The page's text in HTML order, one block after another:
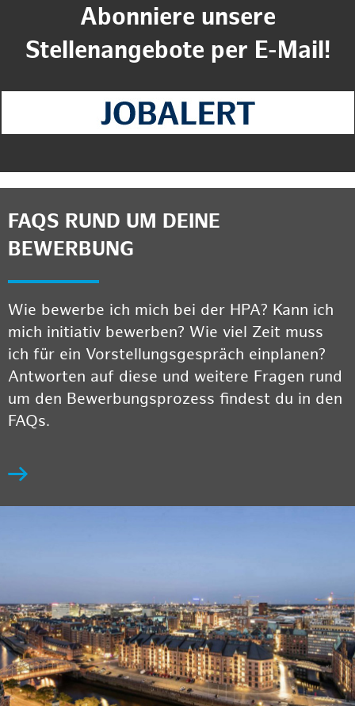
Abonniere unsere
Stellenangebote per E-Mail!
FAQS RUND UM DEINE
BEWERBUNG
Wie bewerbe ich mich bei der HPA? Kann ich
mich initiativ bewerben? Wie viel Zeit muss
ich für ein Vorstellungsgespräch einplanen?
Antworten auf diese und weitere Fragen rund
um den Bewerbungsprozess findest du in den
FAQs.